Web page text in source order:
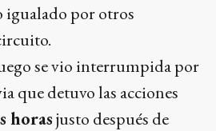
igualado por otros
se vio interrumpida por
que detuvo las acciones
horasjusto después de